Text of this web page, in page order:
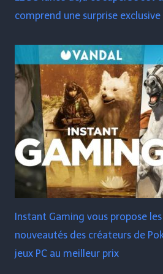
comprend une surprise exclusive
Instant Gaming vous propose
nouveautés des créateurs de
jeux PC au meilleur prix